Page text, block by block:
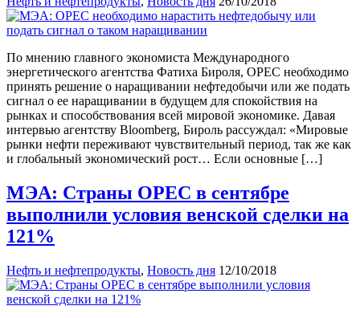
По мнению главного экономиста Международного
энергетического агентства Фатиха Бироля, OPEC необходимо
принять решение о наращивании нефтедобычи или же подать
сигнал о ее наращивании в будущем для спокойствия на
рынках и способствования всей мировой экономике. Давая
интервью агентству Bloomberg, Бироль рассуждал: «Мировые
рынки нефти переживают чувствительный период, так же как
и глобальный экономический рост… Если основные […]
МЭА: Страны OPEC в сентябре
выполнили условия венской сделки на
121%
Нефть и нефтепродукты, Новость дня 12/10/2018